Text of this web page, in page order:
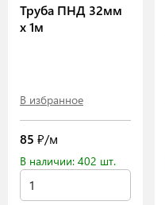
Труба ПНД 32мм
х 1м
В избранное
85 ₽/м
В наличии: 402 шт.